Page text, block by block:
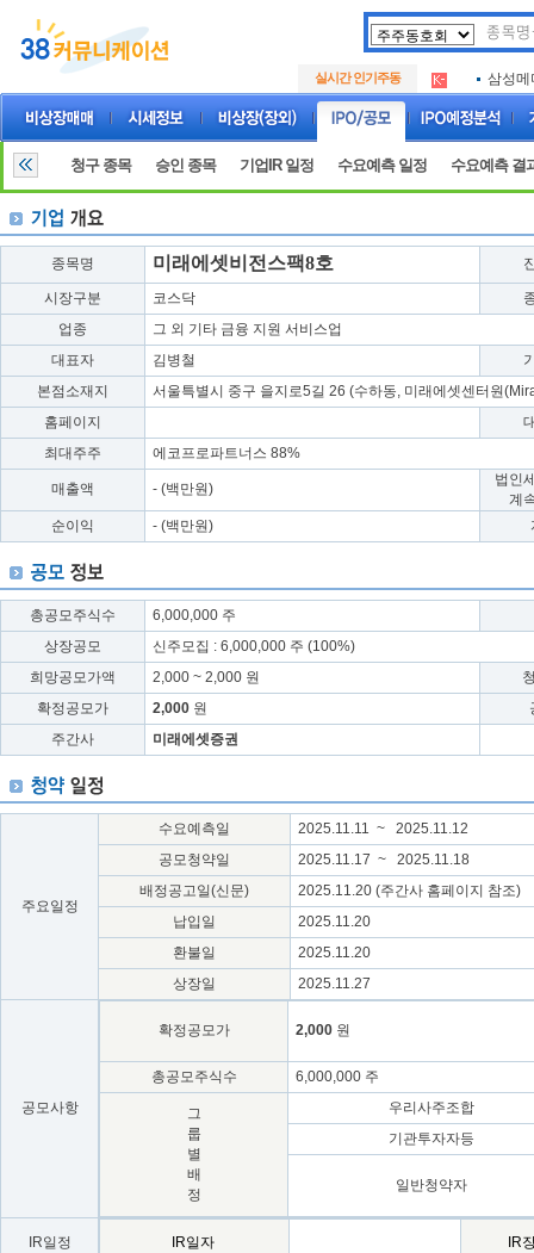
실시간 인기주동
.
아크로
삼성메
.
아크로
아하
청구 종목 승인 종목 기업IR 일정 수요예측 일정 수요예측 결
종목명 미래에셋비전스팩8호
시장구분 코스닥
업종
그 외 기타 금융 지원 서비스업
대표자
김병철
본점소재지
서울특별시 중구 을지로5길 26 (수하동, 미래에셋센터원
홈페이지
최대주주
에코프로파트너스 88%
매출액 - (백만원)
법인
계
순이익
- (백만원)
총공모주식수
6,000,000 주
상장공모
신주모집 : 6,000,000 주 (100%)
희망공모가액
2,000 ~ 2,000 원
확정공모가
2,000 원
주간사
미래에셋증권
주요일정
수요예측일
2025.11.11 ~ 2025.11.12
공모청약일
2025.11.17 ~ 2025.11.18
배정공고일(신문)
2025.11.20 (주간사 홈페이지 참조)
납입일
2025.11.20
환불일
2025.11.20
상장일
2025.11.27
공모사항
확정공모가 2,000 원
총공모주식수 6,000,000 주
그
룹
별
배
정
우리사주조합
기관투자자등
일반청약자
IR일정 IR일자 IR